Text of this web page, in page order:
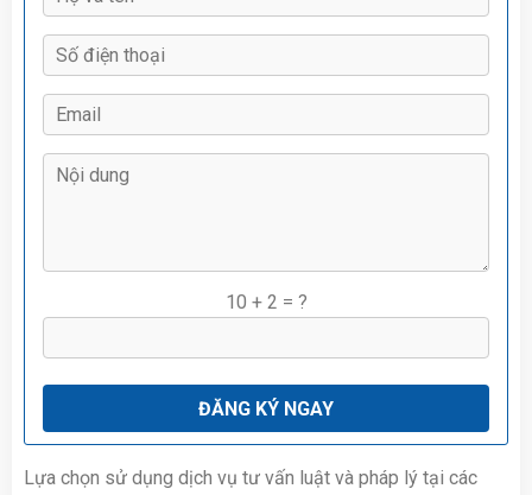
10 + 2 = ?
Lựa chọn sử dụng dịch vụ tư vấn luật và pháp lý tại các